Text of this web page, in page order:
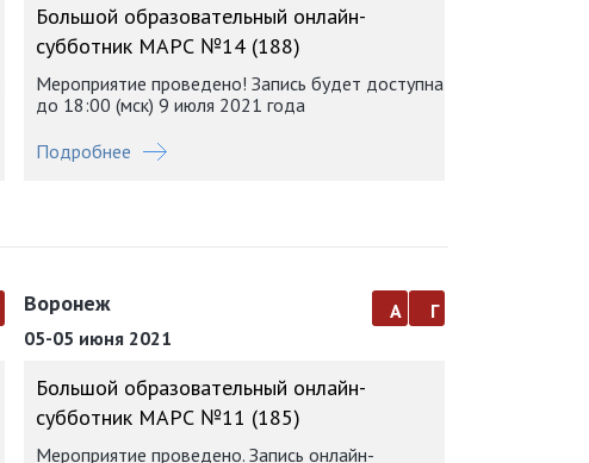
Большой образовательный онлайн-
субботник МАРС №14 (188)
Мероприятие проведено! Запись будет доступна
до 18:00 (мск) 9 июля 2021 года
Подробнее
Воронеж
05-05 июня 2021
а г
Большой образовательный онлайн-
субботник МАРС №11 (185)
Мероприятие проведено. Запись онлайн-